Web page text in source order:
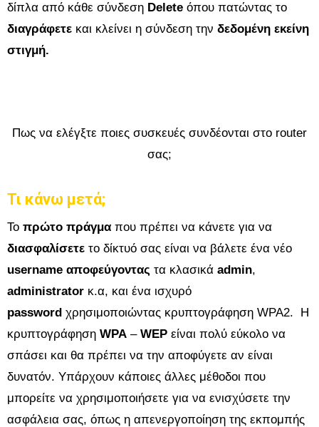
δίπλα από κάθε σύνδεση Delete όπου πατώντας το
διαγράφετε και κλείνει η σύνδεση την δεδομένη εκείνη
στιγμή.
Πως να ελέγξτε ποιες συσκευές συνδέονται στο router
σας;
Τι κάνω μετά;
To πρώτο πράγμα που πρέπει να κάνετε για να
διασφαλίσετε το δίκτυό σας είναι να βάλετε ένα νέο
username αποφεύγοντας τα κλασικά admin,
administrator κ.α, και ένα ισχυρό
password χρησιμοποιώντας κρυπτογράφηση WPA2. Η
κρυπτογράφηση WPA – WEP είναι πολύ εύκολο να
σπάσει και θα πρέπει να την αποφύγετε αν είναι
δυνατόν. Υπάρχουν κάποιες άλλες μέθοδοι που
μπορείτε να χρησιμοποιήσετε για να ενισχύσετε την
ασφάλεια σας, όπως η απενεργοποίηση της εκπομπής